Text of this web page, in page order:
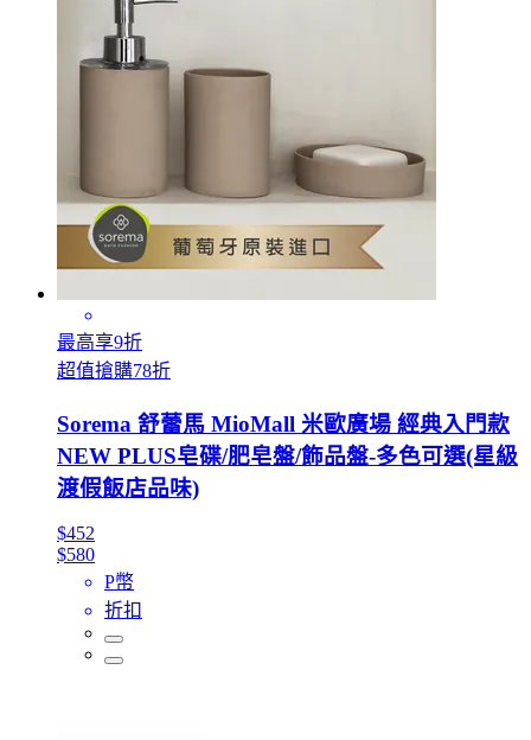
最高享9折
超值搶購78折
Sorema 舒蕾馬 MioMall 米歐廣場 經典入門款
NEW PLUS皂碟/肥皂盤/飾品盤-多色可選(星級
渡假飯店品味)
$452
$580
P幣
折扣